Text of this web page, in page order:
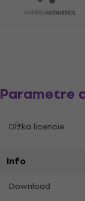
Parametre
Dĺžka licencie
Info
Download